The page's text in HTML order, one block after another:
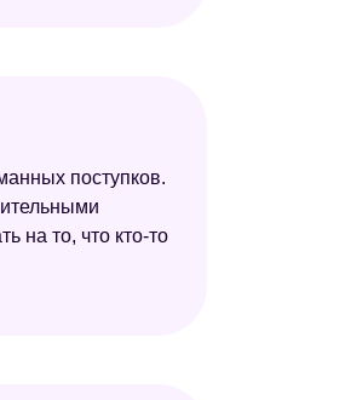
поступков.
на то, что кто-то